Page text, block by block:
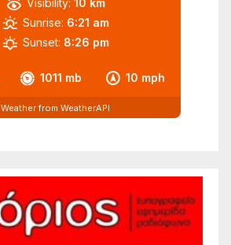
1011 mb 10 mph
Visibility: 10 km
Sunrise: 6:21 am
Sunset: 8:26 pm
Weather from WeatherAPI